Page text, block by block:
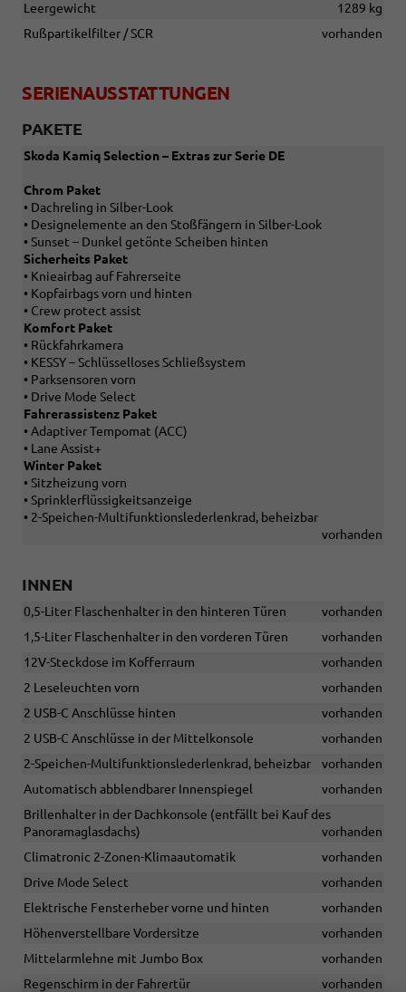
Leergewicht
1289 kg
Rußpartikelfilter / SCR
vorhanden
SERIENAUSSTATTUNGEN
PAKETE
Skoda Kamiq Selection – Extras zur Serie DE
Chrom Paket
• Dachreling in Silber-Look
• Designelemente an den Stoßfängern in Silber-Look
• Sunset – Dunkel getönte Scheiben hinten
Sicherheits Paket
• Knieairbag auf Fahrerseite
• Kopfairbags vorn und hinten
• Crew protect assist
Komfort Paket
• Rückfahrkamera
• KESSY – Schlüsselloses Schließsystem
• Parksensoren vorn
• Drive Mode Select
Fahrerassistenz Paket
• Adaptiver Tempomat (ACC)
• Lane Assist+
Winter Paket
• Sitzheizung vorn
• Sprinklerflüssigkeitsanzeige
• 2-Speichen-Multifunktionslederlenkrad, beheizbar
vorhanden
INNEN
0,5-Liter Flaschenhalter in den hinteren Türen
vorhanden
1,5-Liter Flaschenhalter in den vorderen Türen
vorhanden
12V-Steckdose im Kofferraum
vorhanden
2 Leseleuchten vorn
vorhanden
2 USB-C Anschlüsse hinten
vorhanden
2 USB-C Anschlüsse in der Mittelkonsole
vorhanden
2-Speichen-Multifunktionslederlenkrad, beheizbar
vorhanden
Automatisch abblendbarer Innenspiegel
vorhanden
Brillenhalter in der Dachkonsole (entfällt bei Kauf des
Panoramaglasdachs)
vorhanden
Climatronic 2-Zonen-Klimaautomatik
vorhanden
Drive Mode Select
vorhanden
Elektrische Fensterheber vorne und hinten
vorhanden
Höhenverstellbare Vordersitze
vorhanden
Mittelarmlehne mit Jumbo Box
vorhanden
Regenschirm in der Fahrertür
vorhanden